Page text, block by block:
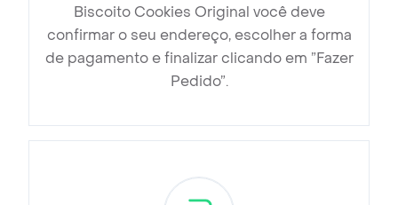
Biscoito Cookies Original você deve
confirmar o seu endereço, escolher a forma
de pagamento e finalizar clicando em ”Fazer
Pedido”.